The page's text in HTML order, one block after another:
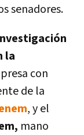
senadores.
la
con
de la
, y el
mano